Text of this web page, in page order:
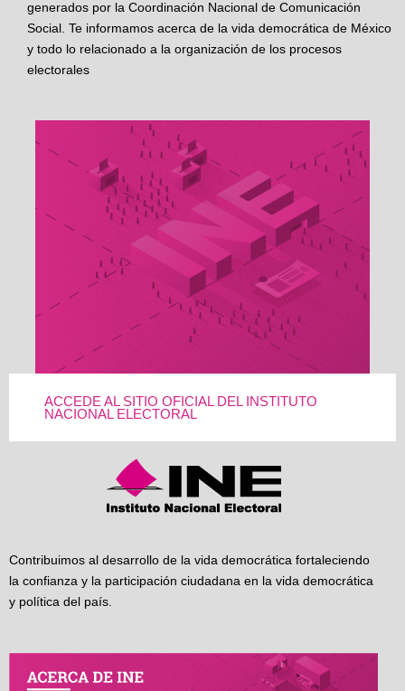
generados por la Coordinación Nacional de Comunicación
Social. Te informamos acerca de la vida democrática de México
y todo lo relacionado a la organización de los procesos
electorales
ACCEDE AL SITIO OFICIAL DEL INSTITUTO
NACIONAL ELECTORAL
Contribuimos al desarrollo de la vida democrática fortaleciendo
la confianza y la participación ciudadana en la vida democrática
y política del país.